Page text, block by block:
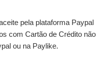
pela plataforma Paypal
com Cartão de Crédito não
ou na Paylike.